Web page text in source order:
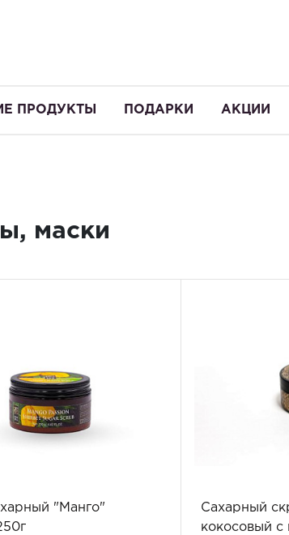
ПРОДУКТЫ ПОДАРКИ АКЦИИ
маски
"Манго"
Сахарный
кокосовый